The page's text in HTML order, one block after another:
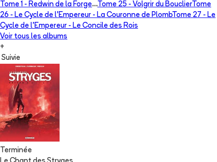
Tome 1 - Redwin de la Forge...Tome 25 - Volgrir du BouclierTome
26 - Le Cycle de l’Empereur - La Couronne de PlombTome 27 - Le
Cycle de l’Empereur - Le Concile des Rois
Voir tous les albums
+
Suivie
Terminée